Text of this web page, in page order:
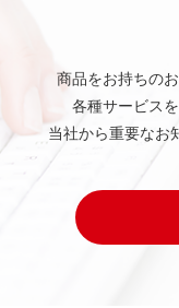
商品をお持ちの
各種サービス
当社から重要なお